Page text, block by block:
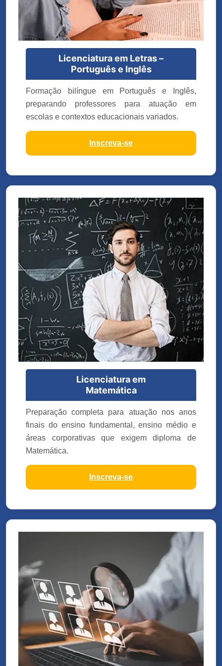
Licenciatura em Letras –
Português e Inglês
Formação bilíngue em Português e Inglês,
preparando professores para atuação em
escolas e contextos educacionais variados.
Inscreva-se
Licenciatura em
Matemática
Preparação completa para atuação nos anos
finais do ensino fundamental, ensino médio e
áreas corporativas que exigem diploma de
Matemática.
Inscreva-se